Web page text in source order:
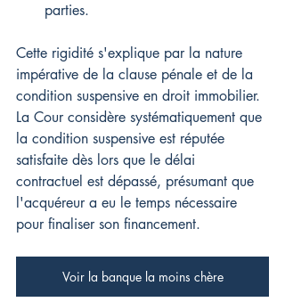
parties.
Cette rigidité s'explique par la nature
impérative de la clause pénale et de la
condition suspensive en droit immobilier.
La Cour considère systématiquement que
la condition suspensive est réputée
satisfaite dès lors que le délai
contractuel est dépassé, présumant que
l'acquéreur a eu le temps nécessaire
pour finaliser son financement.
Voir la banque la moins chère